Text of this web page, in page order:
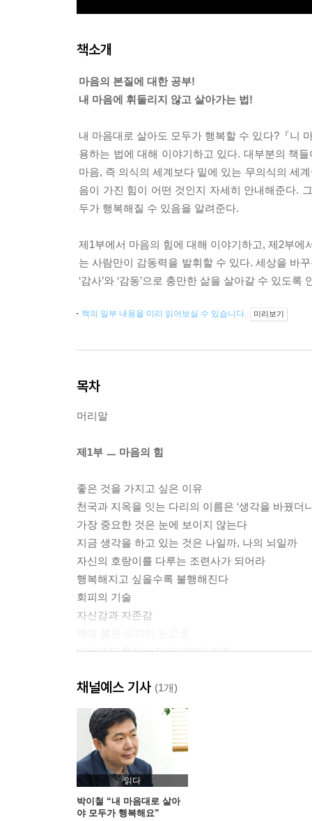
책소개
마음의 본질에 대한 공부!
내 마음에 휘둘리지 않고 살아가는 법!
내 마음대로 살아도 모두가 행복할 수 있다?『니
용하는 법에 대해 이야기하고 있다. 대부분의 책
마음, 즉 의식의 세계보다 밑에 있는 무의식의 세
음이 가진 힘이 어떤 것인지 자세히 안내해준다.
두가 행복해질 수 있음을 알려준다.
제1부에서 마음의 힘에 대해 이야기하고, 제2부에
는 사람만이 감동력을 발휘할 수 있다. 세상을 바
‘감사’와 ‘감동’으로 충만한 삶을 살아갈 수 있도록
책의 일부 내용을 미리 읽어보실 수 있습니다. 미리보기
목차
머리말
제1부 ㅡ 마음의 힘
좋은 것을 가지고 싶은 이유
천국과 지옥을 잇는 다리의 이름은 ‘생각을 바꿨더
가장 중요한 것은 눈에 보이지 않는다
지금 생각을 하고 있는 것은 나일까, 나의 뇌일까
자신의 호랑이를 다루는 조련사가 되어라
행복해지고 싶을수록 불행해진다
회피의 기술
자신감과 자존감
마음에도 통하는 만유인력의 법칙
마음이란 무엇인가?
마음은 거울이다
[1부 에필로그] 현금보다 더 소중한 지금
제2부 ㅡ 마음을 사용하는 법, 감동력
감동력의 탄생이 인간의 발달을 이끌었다
가장 공평한 능력, 감동력
채널예스 기사 (1개)
읽다
박이철 “내 마음대로 살아
야 모두가 행복해요”